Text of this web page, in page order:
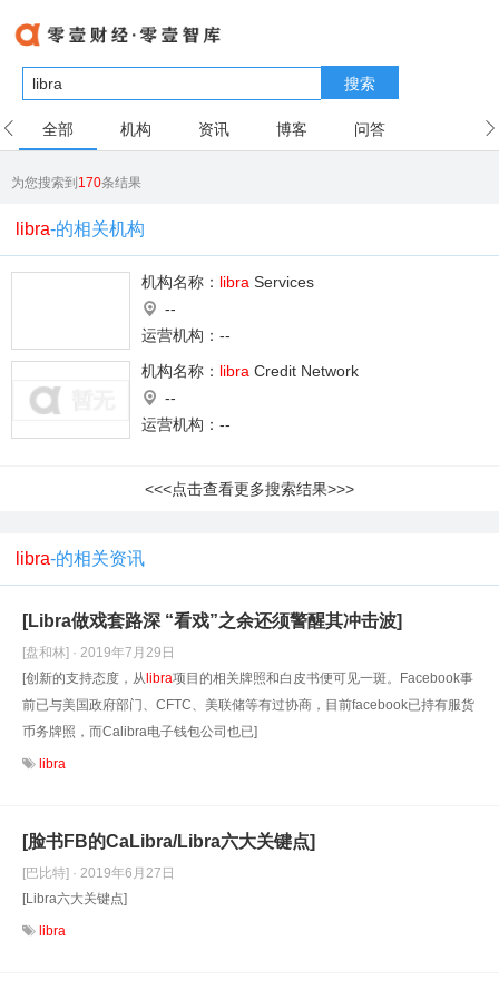
搜索
全部 机构 资讯 博客 问答
为您搜索到170条结果
libra-的相关机构
机构名称： libra Services
--
运营机构：--
机构名称： libra Credit Network
--
运营机构：--
<<<点击查看更多搜索结果>>>
libra-的相关资讯
[Libra做戏套路深 “看戏”之余还须警醒其冲击波]
[盘和林] · 2019年7月29日
[创新的支持态度，从libra项目的相关牌照和白皮书便可见一斑。Facebook事
前已与美国政府部门、CFTC、美联储等有过协商，目前facebook已持有服货
币务牌照，而Calibra电子钱包公司也已]
libra
[脸书FB的CaLibra/Libra六大关键点]
[巴比特] · 2019年6月27日
[Libra六大关键点]
libra